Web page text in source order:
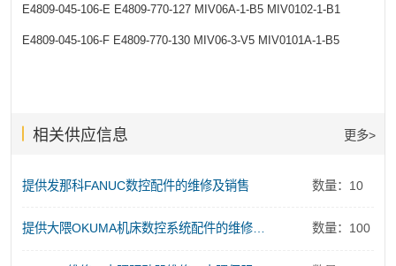
E4809-045-106-E E4809-770-127 MIV06A-1-B5 MIV0102-1-B1
E4809-045-106-F E4809-770-130 MIV06-3-V5 MIV0101A-1-B5
相关供应信息 更多>
提供发那科FANUC数控配件的维修及销售 数量：10
提供大隈OKUMA机床数控系统配件的维修及销售服务 数量：100